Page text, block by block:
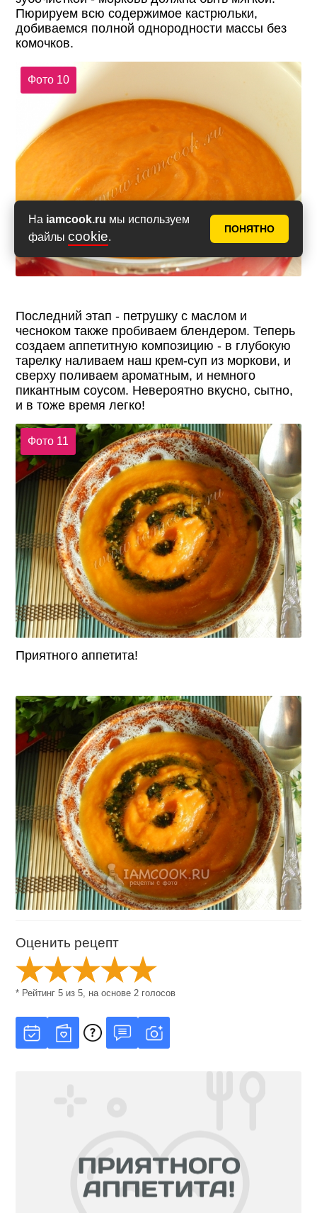
На iamcook.ru мы используем
файлы cookie.
ПОНЯТНО
Пюрируем всю содержимое кастрюльки,
добиваемся полной однородности массы без
комочков.
Фото 10
Последний этап - петрушку с маслом и
чесноком также пробиваем блендером. Теперь
создаем аппетитную композицию - в глубокую
тарелку наливаем наш крем-суп из моркови, и
сверху поливаем ароматным, и немного
пикантным соусом. Невероятно вкусно, сытно,
и в тоже время легко!
Фото 11
Приятного аппетита!
Оценить рецепт
* Рейтинг5 из5, на основе2 голосов